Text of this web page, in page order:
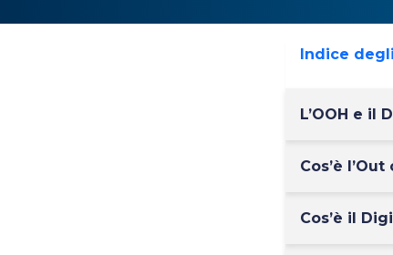
Indice
L’OOH e il
Cos’è
Cos’è il